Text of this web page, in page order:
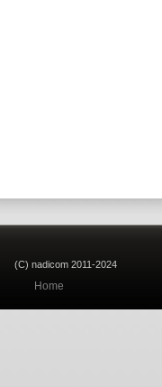
Home
(C) nadicom 2011-2024